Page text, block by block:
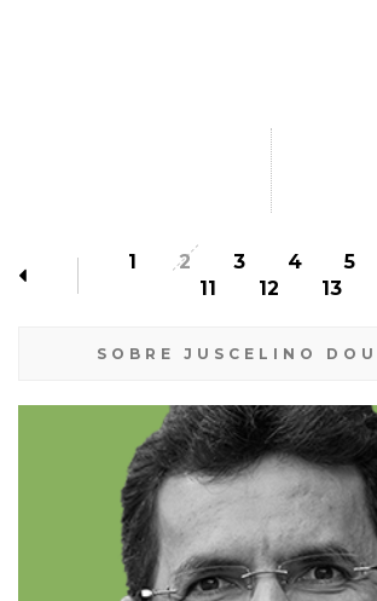
1 2 3 4 5
11
12 13
SOBRE JUSCELINO